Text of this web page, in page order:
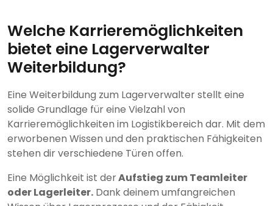
Welche Karrieremöglichkeiten
bietet eine Lagerverwalter
Weiterbildung?
Eine Weiterbildung zum Lagerverwalter stellt eine
solide Grundlage für eine Vielzahl von
Karrieremöglichkeiten im Logistikbereich dar. Mit dem
erworbenen Wissen und den praktischen Fähigkeiten
stehen dir verschiedene Türen offen.
Eine Möglichkeit ist derAufstieg zum Teamleiter
oder Lagerleiter. Dank deinem umfangreichen